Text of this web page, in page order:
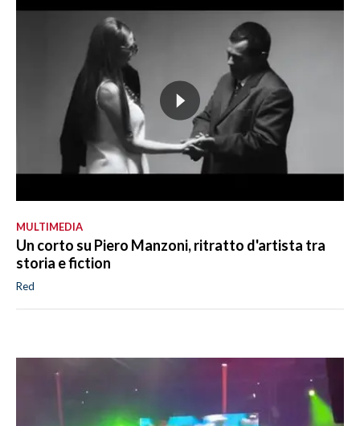
MULTIMEDIA
Un corto su Piero Manzoni, ritratto d'artista tra
storia e fiction
Red